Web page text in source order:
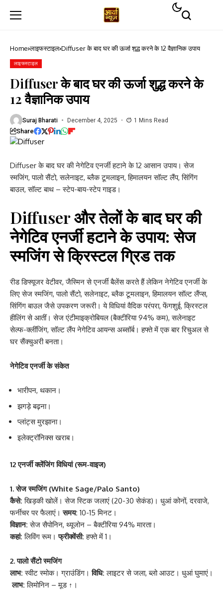
Home लाइफस्टाइल Diffuser के बाद घर की ऊर्जा शुद्ध करने के 12 वैज्ञानिक उपाय
लाइफस्टाइल
Diffuser के बाद घर की ऊर्जा शुद्ध करने के
12 वैज्ञानिक उपाय
Suraj Bharati December 4, 2025 1 Mins Read
Share
Diffuser के बाद घर की नेगेटिव एनर्जी हटाने के 12 आसान उपाय। सेज
स्मजिंग, पालो सैंटो, सलेनाइट, ब्लैक टूमलाइन, हिमालयन सॉल्ट लैंप, सिंगिंग
बाउल, सॉल्ट बाथ – स्टेप-बाय-स्टेप गाइड।
Diffuser और तेलों के बाद घर की
नेगेटिव एनर्जी हटाने के उपाय: सेज
स्मजिंग से क्रिस्टल ग्रिड तक
रीड डिफ्यूजर वेटीवर, जैस्मिन से एनर्जी बैलेंस करते हैं लेकिन नेगेटिव एनर्जी के
लिए सेज स्मजिंग, पालो सैंटो, सलेनाइट, ब्लैक टूमलाइन, हिमालयन सॉल्ट लैंप्स,
सिंगिंग बाउल जैसे उपकरण जरूरी। ये विधियां वैदिक परंपरा, फेंगशुई, क्रिस्टल
हीलिंग से आतीं। सेज एंटीमाइक्रोबियल (बैक्टीरिया 94% कम), सलेनाइट
सेल्फ-क्लींजिंग, सॉल्ट लैंप नेगेटिव आयन्स अब्सॉर्ब। हफ्ते में एक बार रिचुअल से
घर सैंक्चुअरी बनता।
नेगेटिव एनर्जी के संकेत
भारीपन, थकान।
झगड़े बढ़ना।
प्लांट्स मुरझाना।
इलेक्ट्रॉनिक्स खराब।
12 एनर्जी क्लेंजिंग विधियां (रूम-वाइज)
1. सेज स्मजिंग (White Sage/Palo Santo)
कैसे: खिड़की खोलें। सेज स्टिक जलाएं (20-30 सेकंड)। धुआं कोनों, दरवाजे,
फर्नीचर पर फैलाएं।समय: 10-15 मिनट।
विज्ञान: सेज सैपोनिन, थ्यूजोन – बैक्टीरिया 94% मारता।
कहां: लिविंग रूम।फ्रीक्वेंसी: हफ्ते में 1।
2. पालो सैंटो स्मजिंग
लाभ: स्वीट स्मोक। ग्राउंडिंग।विधि: लाइटर से जला, ब्लो आउट। धुआं घुमाएं।
लाभ: लिमोनिन – मूड ↑।